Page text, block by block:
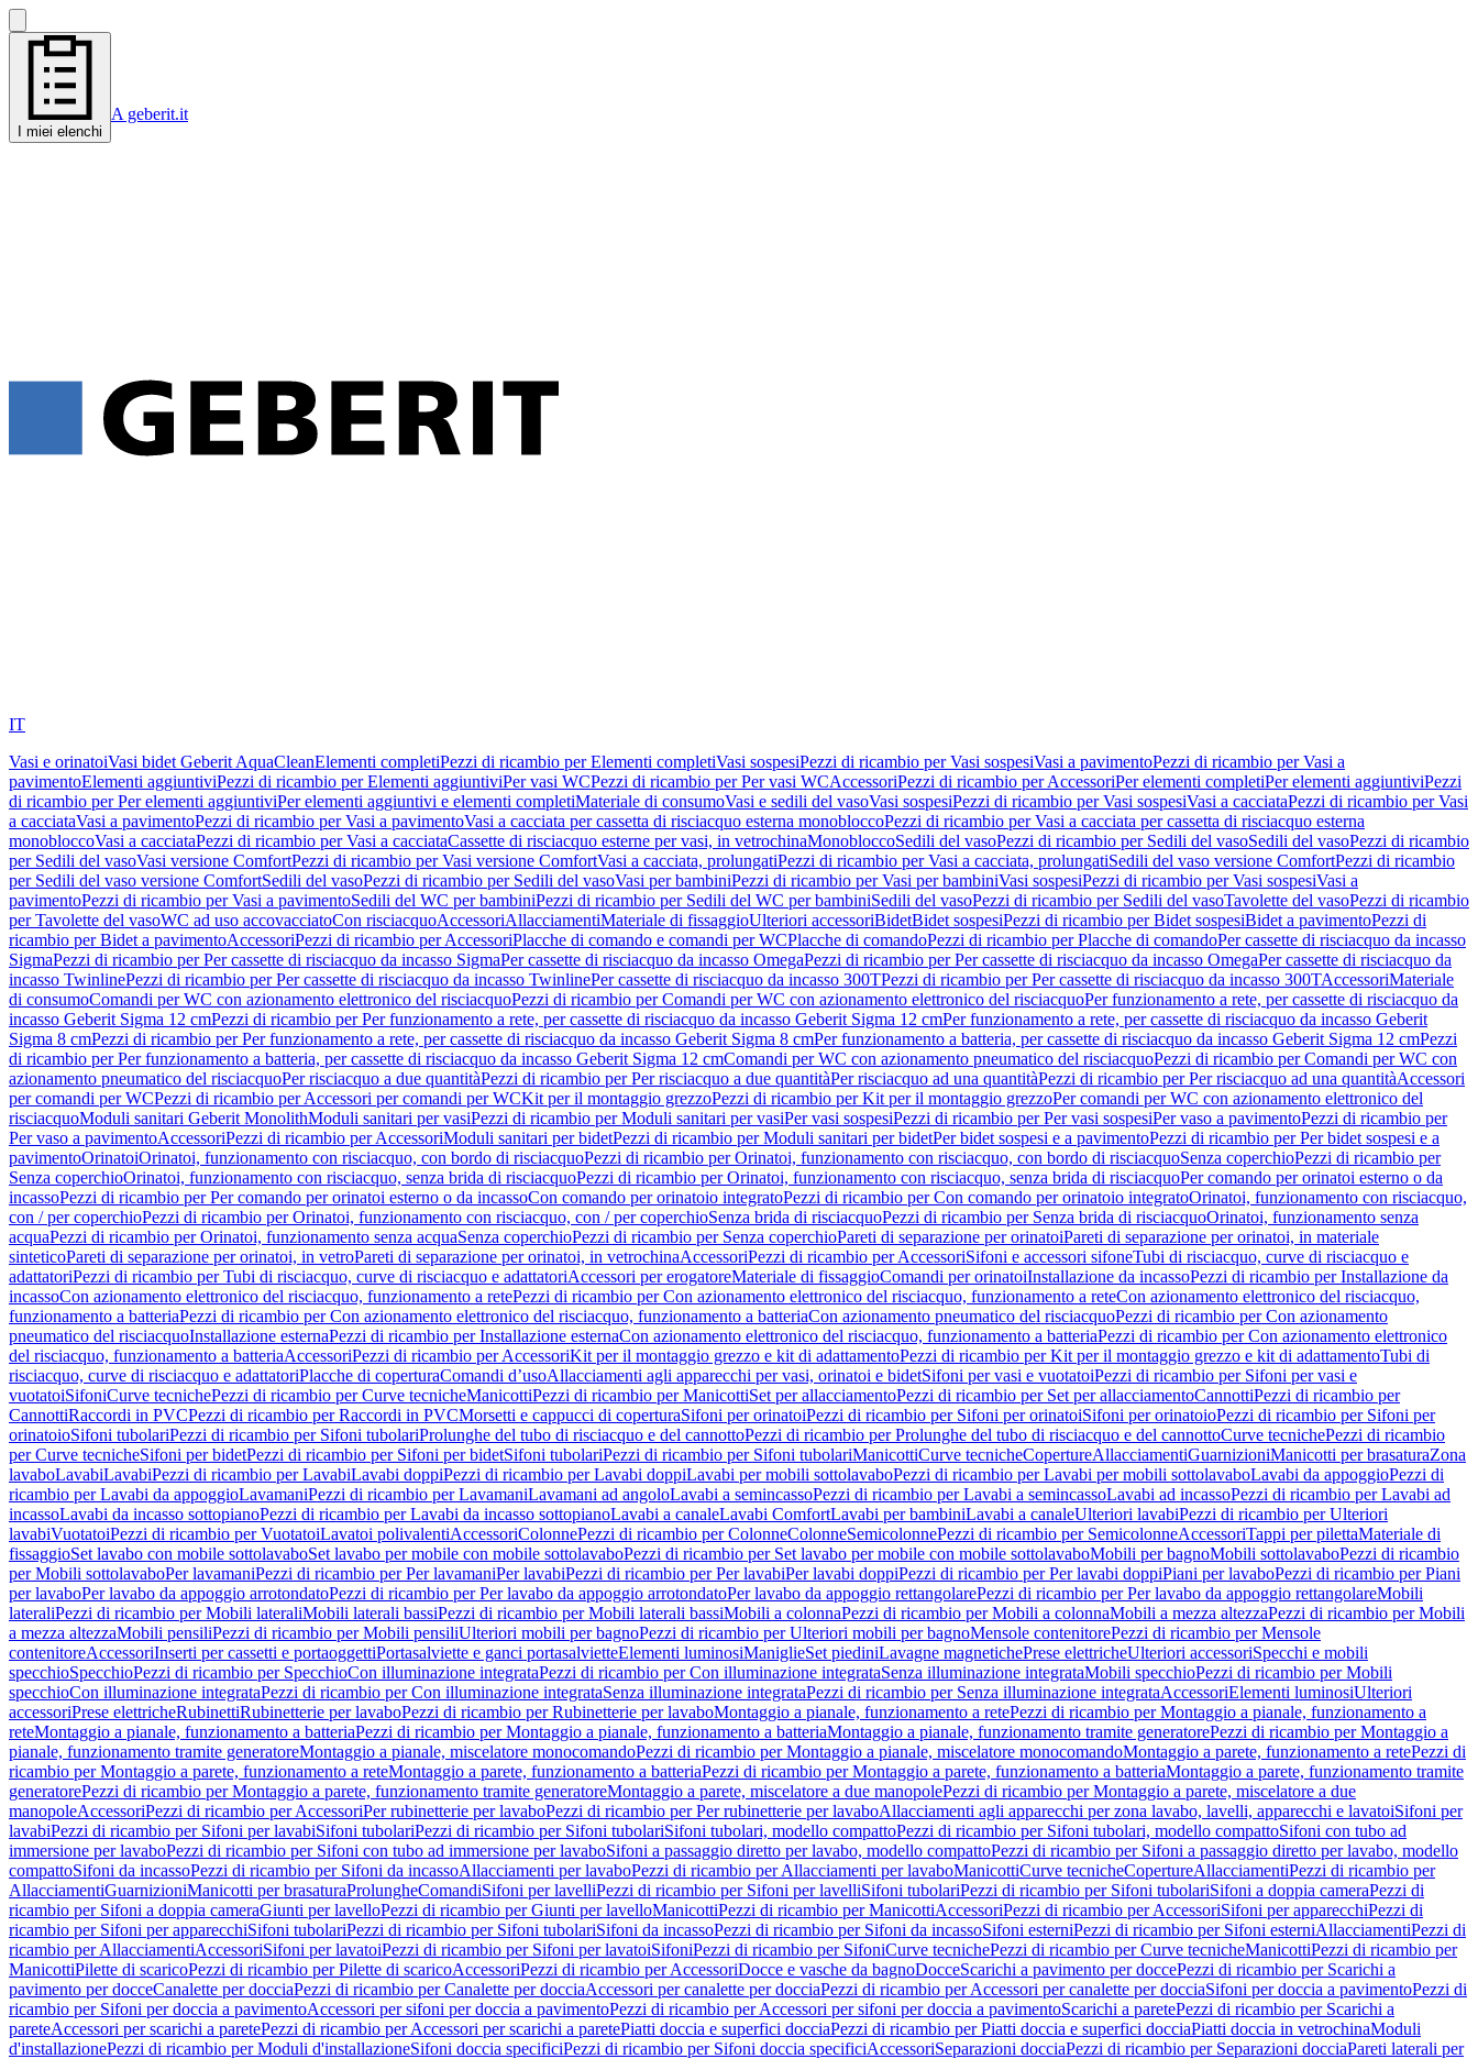
I miei elenchi
A geberit.it
IT
Vasi e orinatoiVasi bidet Geberit AquaCleanElementi completiPezzi di ricambio per Elementi completiVasi sospesiPezzi di ricambio per Vasi sospesiVasi a pavimentoPezzi di ricambio per Vasi a
pavimentoElementi aggiuntiviPezzi di ricambio per Elementi aggiuntiviPer vasi WCPezzi di ricambio per Per vasi WCAccessoriPezzi di ricambio per AccessoriPer elementi completiPer elementi aggiuntiviPezzi
di ricambio per Per elementi aggiuntiviPer elementi aggiuntivi e elementi completiMateriale di consumoVasi e sedili del vasoVasi sospesiPezzi di ricambio per Vasi sospesiVasi a cacciataPezzi di ricambio per Vasi
a cacciataVasi a pavimentoPezzi di ricambio per Vasi a pavimentoVasi a cacciata per cassetta di risciacquo esterna monobloccoPezzi di ricambio per Vasi a cacciata per cassetta di risciacquo esterna
monobloccoVasi a cacciataPezzi di ricambio per Vasi a cacciataCassette di risciacquo esterne per vasi, in vetrochinaMonobloccoSedili del vasoPezzi di ricambio per Sedili del vasoSedili del vasoPezzi di ricambio
per Sedili del vasoVasi versione ComfortPezzi di ricambio per Vasi versione ComfortVasi a cacciata, prolungatiPezzi di ricambio per Vasi a cacciata, prolungatiSedili del vaso versione ComfortPezzi di ricambio
per Sedili del vaso versione ComfortSedili del vasoPezzi di ricambio per Sedili del vasoVasi per bambiniPezzi di ricambio per Vasi per bambiniVasi sospesiPezzi di ricambio per Vasi sospesiVasi a
pavimentoPezzi di ricambio per Vasi a pavimentoSedili del WC per bambiniPezzi di ricambio per Sedili del WC per bambiniSedili del vasoPezzi di ricambio per Sedili del vasoTavolette del vasoPezzi di ricambio
per Tavolette del vasoWC ad uso accovacciatoCon risciacquoAccessoriAllacciamentiMateriale di fissaggioUlteriori accessoriBidetBidet sospesiPezzi di ricambio per Bidet sospesiBidet a pavimentoPezzi di
ricambio per Bidet a pavimentoAccessoriPezzi di ricambio per AccessoriPlacche di comando e comandi per WCPlacche di comandoPezzi di ricambio per Placche di comandoPer cassette di risciacquo da incasso
SigmaPezzi di ricambio per Per cassette di risciacquo da incasso SigmaPer cassette di risciacquo da incasso OmegaPezzi di ricambio per Per cassette di risciacquo da incasso OmegaPer cassette di risciacquo da
incasso TwinlinePezzi di ricambio per Per cassette di risciacquo da incasso TwinlinePer cassette di risciacquo da incasso 300TPezzi di ricambio per Per cassette di risciacquo da incasso 300TAccessoriMateriale
di consumoComandi per WC con azionamento elettronico del risciacquoPezzi di ricambio per Comandi per WC con azionamento elettronico del risciacquoPer funzionamento a rete, per cassette di risciacquo da
incasso Geberit Sigma 12 cmPezzi di ricambio per Per funzionamento a rete, per cassette di risciacquo da incasso Geberit Sigma 12 cmPer funzionamento a rete, per cassette di risciacquo da incasso Geberit
Sigma 8 cmPezzi di ricambio per Per funzionamento a rete, per cassette di risciacquo da incasso Geberit Sigma 8 cmPer funzionamento a batteria, per cassette di risciacquo da incasso Geberit Sigma 12 cmPezzi
di ricambio per Per funzionamento a batteria, per cassette di risciacquo da incasso Geberit Sigma 12 cmComandi per WC con azionamento pneumatico del risciacquoPezzi di ricambio per Comandi per WC con
azionamento pneumatico del risciacquoPer risciacquo a due quantitàPezzi di ricambio per Per risciacquo a due quantitàPer risciacquo ad una quantitàPezzi di ricambio per Per risciacquo ad una quantitàAccessori
per comandi per WCPezzi di ricambio per Accessori per comandi per WCKit per il montaggio grezzoPezzi di ricambio per Kit per il montaggio grezzoPer comandi per WC con azionamento elettronico del
risciacquoModuli sanitari Geberit MonolithModuli sanitari per vasiPezzi di ricambio per Moduli sanitari per vasiPer vasi sospesiPezzi di ricambio per Per vasi sospesiPer vaso a pavimentoPezzi di ricambio per
Per vaso a pavimentoAccessoriPezzi di ricambio per AccessoriModuli sanitari per bidetPezzi di ricambio per Moduli sanitari per bidetPer bidet sospesi e a pavimentoPezzi di ricambio per Per bidet sospesi e a
pavimentoOrinatoiOrinatoi, funzionamento con risciacquo, con bordo di risciacquoPezzi di ricambio per Orinatoi, funzionamento con risciacquo, con bordo di risciacquoSenza coperchioPezzi di ricambio per
Senza coperchioOrinatoi, funzionamento con risciacquo, senza brida di risciacquoPezzi di ricambio per Orinatoi, funzionamento con risciacquo, senza brida di risciacquoPer comando per orinatoi esterno o da
incassoPezzi di ricambio per Per comando per orinatoi esterno o da incassoCon comando per orinatoio integratoPezzi di ricambio per Con comando per orinatoio integratoOrinatoi, funzionamento con risciacquo,
con / per coperchioPezzi di ricambio per Orinatoi, funzionamento con risciacquo, con / per coperchioSenza brida di risciacquoPezzi di ricambio per Senza brida di risciacquoOrinatoi, funzionamento senza
acquaPezzi di ricambio per Orinatoi, funzionamento senza acquaSenza coperchioPezzi di ricambio per Senza coperchioPareti di separazione per orinatoiPareti di separazione per orinatoi, in materiale
sinteticoPareti di separazione per orinatoi, in vetroPareti di separazione per orinatoi, in vetrochinaAccessoriPezzi di ricambio per AccessoriSifoni e accessori sifoneTubi di risciacquo, curve di risciacquo e
adattatoriPezzi di ricambio per Tubi di risciacquo, curve di risciacquo e adattatoriAccessori per erogatoreMateriale di fissaggioComandi per orinatoiInstallazione da incassoPezzi di ricambio per Installazione da
incassoCon azionamento elettronico del risciacquo, funzionamento a retePezzi di ricambio per Con azionamento elettronico del risciacquo, funzionamento a reteCon azionamento elettronico del risciacquo,
funzionamento a batteriaPezzi di ricambio per Con azionamento elettronico del risciacquo, funzionamento a batteriaCon azionamento pneumatico del risciacquoPezzi di ricambio per Con azionamento
pneumatico del risciacquoInstallazione esternaPezzi di ricambio per Installazione esternaCon azionamento elettronico del risciacquo, funzionamento a batteriaPezzi di ricambio per Con azionamento elettronico
del risciacquo, funzionamento a batteriaAccessoriPezzi di ricambio per AccessoriKit per il montaggio grezzo e kit di adattamentoPezzi di ricambio per Kit per il montaggio grezzo e kit di adattamentoTubi di
risciacquo, curve di risciacquo e adattatoriPlacche di coperturaComandi d’usoAllacciamenti agli apparecchi per vasi, orinatoi e bidetSifoni per vasi e vuotatoiPezzi di ricambio per Sifoni per vasi e
vuotatoiSifoniCurve tecnichePezzi di ricambio per Curve tecnicheManicottiPezzi di ricambio per ManicottiSet per allacciamentoPezzi di ricambio per Set per allacciamentoCannottiPezzi di ricambio per
CannottiRaccordi in PVCPezzi di ricambio per Raccordi in PVCMorsetti e cappucci di coperturaSifoni per orinatoiPezzi di ricambio per Sifoni per orinatoiSifoni per orinatoioPezzi di ricambio per Sifoni per
orinatoioSifoni tubolariPezzi di ricambio per Sifoni tubolariProlunghe del tubo di risciacquo e del cannottoPezzi di ricambio per Prolunghe del tubo di risciacquo e del cannottoCurve tecnichePezzi di ricambio
per Curve tecnicheSifoni per bidetPezzi di ricambio per Sifoni per bidetSifoni tubolariPezzi di ricambio per Sifoni tubolariManicottiCurve tecnicheCopertureAllacciamentiGuarnizioniManicotti per brasaturaZona
lavaboLavabiLavabiPezzi di ricambio per LavabiLavabi doppiPezzi di ricambio per Lavabi doppiLavabi per mobili sottolavaboPezzi di ricambio per Lavabi per mobili sottolavaboLavabi da appoggioPezzi di
ricambio per Lavabi da appoggioLavamaniPezzi di ricambio per LavamaniLavamani ad angoloLavabi a semincassoPezzi di ricambio per Lavabi a semincassoLavabi ad incassoPezzi di ricambio per Lavabi ad
incassoLavabi da incasso sottopianoPezzi di ricambio per Lavabi da incasso sottopianoLavabi a canaleLavabi ComfortLavabi per bambiniLavabi a canaleUlteriori lavabiPezzi di ricambio per Ulteriori
lavabiVuotatoiPezzi di ricambio per VuotatoiLavatoi polivalentiAccessoriColonnePezzi di ricambio per ColonneColonneSemicolonnePezzi di ricambio per SemicolonneAccessoriTappi per pilettaMateriale di
fissaggioSet lavabo con mobile sottolavaboSet lavabo per mobile con mobile sottolavaboPezzi di ricambio per Set lavabo per mobile con mobile sottolavaboMobili per bagnoMobili sottolavaboPezzi di ricambio
per Mobili sottolavaboPer lavamaniPezzi di ricambio per Per lavamaniPer lavabiPezzi di ricambio per Per lavabiPer lavabi doppiPezzi di ricambio per Per lavabi doppiPiani per lavaboPezzi di ricambio per Piani
per lavaboPer lavabo da appoggio arrotondatoPezzi di ricambio per Per lavabo da appoggio arrotondatoPer lavabo da appoggio rettangolarePezzi di ricambio per Per lavabo da appoggio rettangolareMobili
lateraliPezzi di ricambio per Mobili lateraliMobili laterali bassiPezzi di ricambio per Mobili laterali bassiMobili a colonnaPezzi di ricambio per Mobili a colonnaMobili a mezza altezzaPezzi di ricambio per Mobili
a mezza altezzaMobili pensiliPezzi di ricambio per Mobili pensiliUlteriori mobili per bagnoPezzi di ricambio per Ulteriori mobili per bagnoMensole contenitorePezzi di ricambio per Mensole
contenitoreAccessoriInserti per cassetti e portaoggettiPortasalviette e ganci portasalvietteElementi luminosiManiglieSet piediniLavagne magnetichePrese elettricheUlteriori accessoriSpecchi e mobili
specchioSpecchioPezzi di ricambio per SpecchioCon illuminazione integrataPezzi di ricambio per Con illuminazione integrataSenza illuminazione integrataMobili specchioPezzi di ricambio per Mobili
specchioCon illuminazione integrataPezzi di ricambio per Con illuminazione integrataSenza illuminazione integrataPezzi di ricambio per Senza illuminazione integrataAccessoriElementi luminosiUlteriori
accessoriPrese elettricheRubinettiRubinetterie per lavaboPezzi di ricambio per Rubinetterie per lavaboMontaggio a pianale, funzionamento a retePezzi di ricambio per Montaggio a pianale, funzionamento a
reteMontaggio a pianale, funzionamento a batteriaPezzi di ricambio per Montaggio a pianale, funzionamento a batteriaMontaggio a pianale, funzionamento tramite generatorePezzi di ricambio per Montaggio a
pianale, funzionamento tramite generatoreMontaggio a pianale, miscelatore monocomandoPezzi di ricambio per Montaggio a pianale, miscelatore monocomandoMontaggio a parete, funzionamento a retePezzi di
ricambio per Montaggio a parete, funzionamento a reteMontaggio a parete, funzionamento a batteriaPezzi di ricambio per Montaggio a parete, funzionamento a batteriaMontaggio a parete, funzionamento tramite
generatorePezzi di ricambio per Montaggio a parete, funzionamento tramite generatoreMontaggio a parete, miscelatore a due manopolePezzi di ricambio per Montaggio a parete, miscelatore a due
manopoleAccessoriPezzi di ricambio per AccessoriPer rubinetterie per lavaboPezzi di ricambio per Per rubinetterie per lavaboAllacciamenti agli apparecchi per zona lavabo, lavelli, apparecchi e lavatoiSifoni per
lavabiPezzi di ricambio per Sifoni per lavabiSifoni tubolariPezzi di ricambio per Sifoni tubolariSifoni tubolari, modello compattoPezzi di ricambio per Sifoni tubolari, modello compattoSifoni con tubo ad
immersione per lavaboPezzi di ricambio per Sifoni con tubo ad immersione per lavaboSifoni a passaggio diretto per lavabo, modello compattoPezzi di ricambio per Sifoni a passaggio diretto per lavabo, modello
compattoSifoni da incassoPezzi di ricambio per Sifoni da incassoAllacciamenti per lavaboPezzi di ricambio per Allacciamenti per lavaboManicottiCurve tecnicheCopertureAllacciamentiPezzi di ricambio per
AllacciamentiGuarnizioniManicotti per brasaturaProlungheComandiSifoni per lavelliPezzi di ricambio per Sifoni per lavelliSifoni tubolariPezzi di ricambio per Sifoni tubolariSifoni a doppia cameraPezzi di
ricambio per Sifoni a doppia cameraGiunti per lavelloPezzi di ricambio per Giunti per lavelloManicottiPezzi di ricambio per ManicottiAccessoriPezzi di ricambio per AccessoriSifoni per apparecchiPezzi di
ricambio per Sifoni per apparecchiSifoni tubolariPezzi di ricambio per Sifoni tubolariSifoni da incassoPezzi di ricambio per Sifoni da incassoSifoni esterniPezzi di ricambio per Sifoni esterniAllacciamentiPezzi di
ricambio per AllacciamentiAccessoriSifoni per lavatoiPezzi di ricambio per Sifoni per lavatoiSifoniPezzi di ricambio per SifoniCurve tecnichePezzi di ricambio per Curve tecnicheManicottiPezzi di ricambio per
ManicottiPilette di scaricoPezzi di ricambio per Pilette di scaricoAccessoriPezzi di ricambio per AccessoriDocce e vasche da bagnoDocceScarichi a pavimento per doccePezzi di ricambio per Scarichi a
pavimento per docceCanalette per docciaPezzi di ricambio per Canalette per docciaAccessori per canalette per docciaPezzi di ricambio per Accessori per canalette per docciaSifoni per doccia a pavimentoPezzi di
ricambio per Sifoni per doccia a pavimentoAccessori per sifoni per doccia a pavimentoPezzi di ricambio per Accessori per sifoni per doccia a pavimentoScarichi a paretePezzi di ricambio per Scarichi a
pareteAccessori per scarichi a paretePezzi di ricambio per Accessori per scarichi a paretePiatti doccia e superfici docciaPezzi di ricambio per Piatti doccia e superfici docciaPiatti doccia in vetrochinaModuli
d'installazionePezzi di ricambio per Moduli d'installazioneSifoni doccia specificiPezzi di ricambio per Sifoni doccia specificiAccessoriSeparazioni docciaPezzi di ricambio per Separazioni docciaPareti laterali per